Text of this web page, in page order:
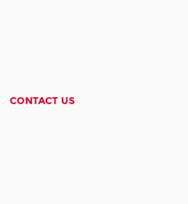
CONTACT US